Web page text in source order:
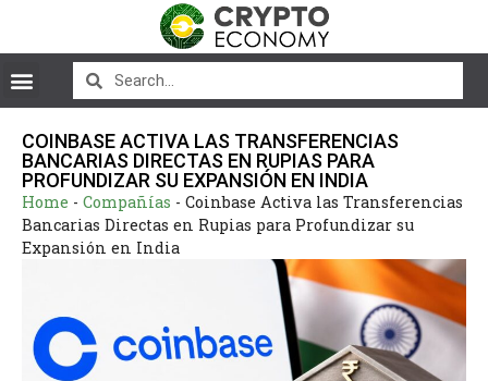
COINBASE ACTIVA LAS TRANSFERENCIAS
BANCARIAS DIRECTAS EN RUPIAS PARA
PROFUNDIZAR SU EXPANSIÓN EN INDIA
Home - Compañías - Coinbase Activa las Transferencias
Bancarias Directas en Rupias para Profundizar su
Expansión en India